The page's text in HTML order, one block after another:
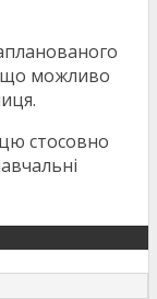
що можливо
стосовно